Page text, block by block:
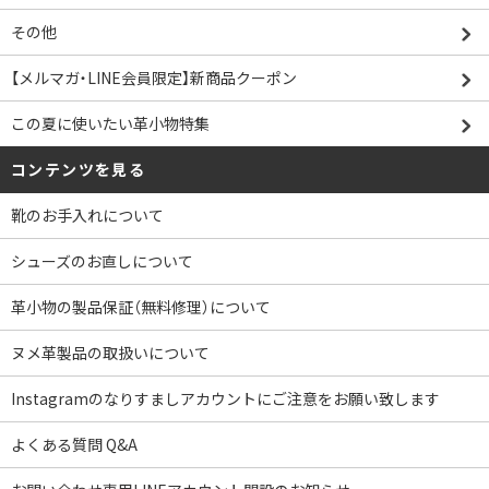
その他
【メルマガ・LINE会員限定】新商品クーポン
この夏に使いたい革小物特集
コンテンツを見る
靴のお手入れについて
シューズのお直しについて
革小物の製品保証（無料修理）について
ヌメ革製品の取扱いについて
Instagramのなりすましアカウントにご注意をお願い致します
よくある質問 Q&A